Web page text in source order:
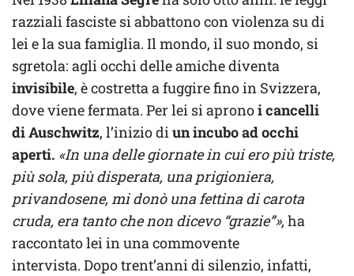
razziali fasciste si abbattono con violenza su di
lei e la sua famiglia. Il mondo, il suo mondo, si
sgretola: agli occhi delle amiche diventa
invisibile, è costretta a fuggire fino in Svizzera,
dove viene fermata. Per lei si apronoi cancelli
di Auschwitz, l’inizio di un incubo ad occhi
aperti. «In una delle giornate in cui ero più triste,
più sola, più disperata, una prigioniera,
privandosene, mi donò una fettina di carota
cruda, era tanto che non dicevo “grazie”»,ha
raccontato lei in una commovente
intervista. Dopo trent’anni di silenzio, infatti,